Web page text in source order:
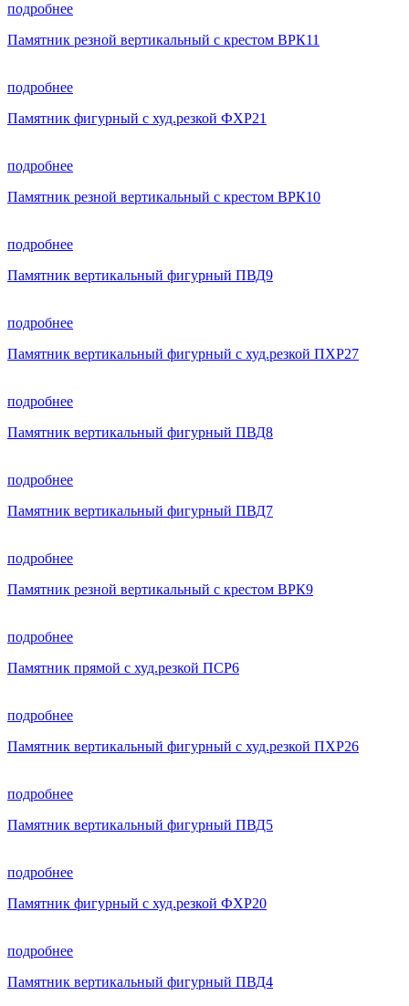
подробнее
Памятник резной вертикальный с крестом ВРК11
подробнее
Памятник фигурный с худ.резкой ФХР21
подробнее
Памятник резной вертикальный с крестом ВРК10
подробнее
Памятник вертикальный фигурный ПВД9
подробнее
Памятник вертикальный фигурный с худ.резкой ПХР27
подробнее
Памятник вертикальный фигурный ПВД8
подробнее
Памятник вертикальный фигурный ПВД7
подробнее
Памятник резной вертикальный с крестом ВРК9
подробнее
Памятник прямой с худ.резкой ПСР6
подробнее
Памятник вертикальный фигурный с худ.резкой ПХР26
подробнее
Памятник вертикальный фигурный ПВД5
подробнее
Памятник фигурный с худ.резкой ФХР20
подробнее
Памятник вертикальный фигурный ПВД4